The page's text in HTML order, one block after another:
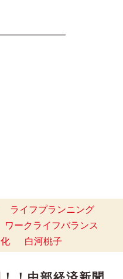
ライフプランニング
ワークライフバランス
白河桃子